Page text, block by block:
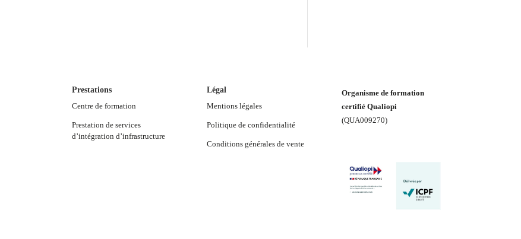
Prestations
Centre de formation
Prestation de services
d’intégration d’infrastructure
Légal
Mentions légales
Politique de confidentialité
Conditions générales de vente
Organisme de formation
certifié Qualiopi
(QUA009270)